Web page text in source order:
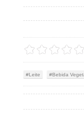
Leite Bebida